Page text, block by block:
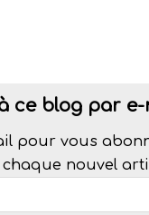
ce blog par e-
pour vous
nouvel